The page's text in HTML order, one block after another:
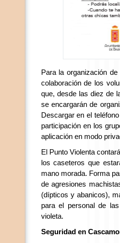
Para la organización
colaboración de los
que, desde las diez de
se encargarán de
Descargar en el
participación en los
aplicación en modo
El Punto Violenta
los caseteros que
mano morada. Forma
de agresiones
(dípticos y abanicos),
para el personal de
violeta.
Seguridad en